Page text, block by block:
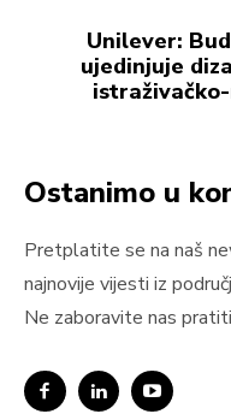
Unilever:
ujedinjuje
Ostanimo u
Pretplatite se na naš
najnovije vijesti iz
Ne zaboravite nas